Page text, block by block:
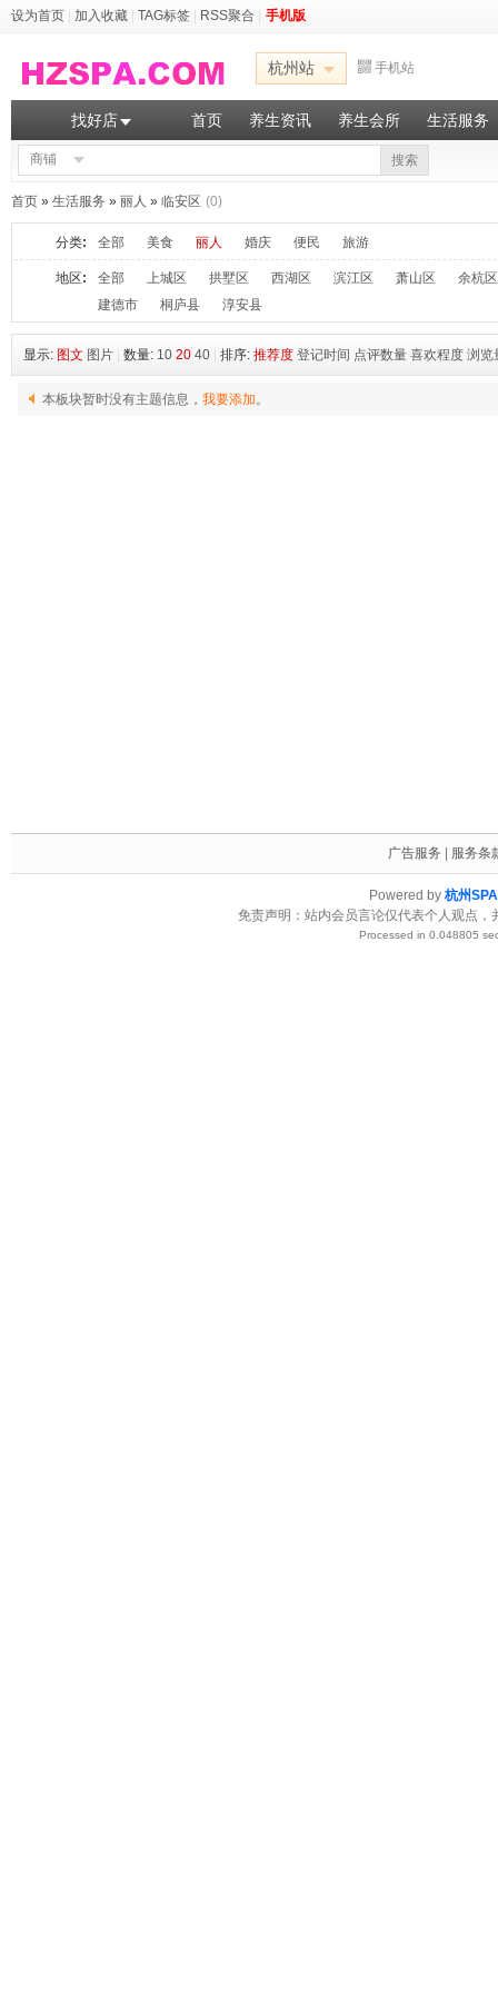
设为首页 加入收藏 TAG标签 RSS聚合 手机版
杭州站 手机站
找好店 首页 养生资讯 养生会所 生活服务
商铺 搜索
首页 » 生活服务 » 丽人 » 临安区 (0)
分类: 全部 美食 丽人 婚庆 便民 旅游
地区: 全部 上城区 拱墅区 西湖区 滨江区 萧山区
余杭区
建德市
桐庐县 淳安县
显示: 图文 图片 数量: 10 20 40 排序: 推荐度 登记时间 点评数量 喜欢程度 浏览
本板块暂时没有主题信息， 我要添加。
广告服务 服务条
Powered by 杭州
免责声明：站内会员言论仅代表个人观点
Processed in 0.048805